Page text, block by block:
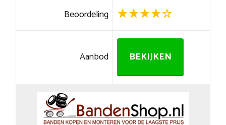
Beoordeling
Aanbod BEKIJKEN